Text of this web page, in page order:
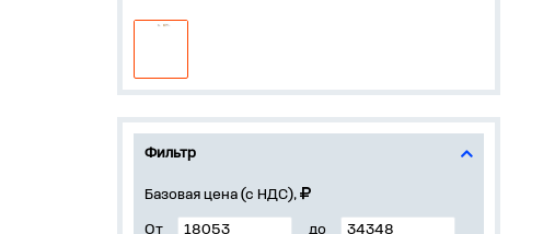
Фильтр
Базовая цена (с НДС),
От до